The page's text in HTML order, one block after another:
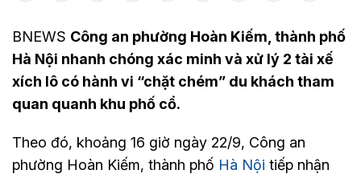
BNEWS Công an phường Hoàn Kiếm, thành phố
Hà Nội nhanh chóng xác minh và xử lý 2 tài xế
xích lô có hành vi “chặt chém” du khách tham
quan quanh khu phố cổ.
Theo đó, khoảng 16 giờ ngày 22/9, Công an
phường Hoàn Kiếm, thành phố Hà Nội tiếp nhận